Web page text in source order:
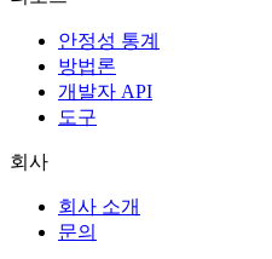
안정성 통계
방법론
개발자 API
도구
회사
회사 소개
문의